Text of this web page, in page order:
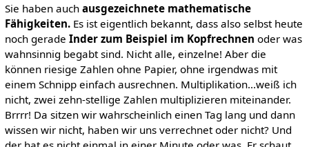
Sie haben auch ausgezeichnete mathematische
Fähigkeiten.Es ist eigentlich bekannt, dass also selbst heute
noch gerade Inder zum Beispiel im Kopfrechnen oder was
wahnsinnig begabt sind. Nicht alle, einzelne! Aber die
können riesige Zahlen ohne Papier, ohne irgendwas mit
einem Schnipp einfach ausrechnen. Multiplikation...weiß ich
nicht, zwei zehn-stellige Zahlen multiplizieren miteinander.
Brrrr! Da sitzen wir wahrscheinlich einen Tag lang und dann
wissen wir nicht, haben wir uns verrechnet oder nicht? Und